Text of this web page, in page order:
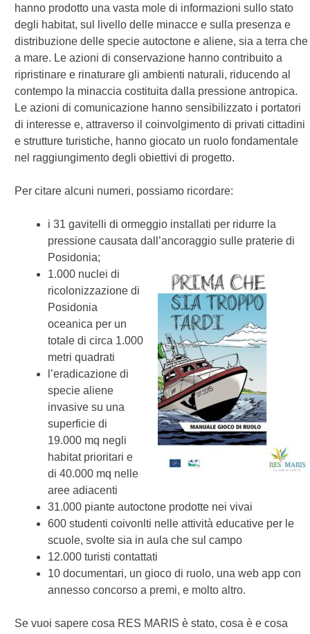
hanno prodotto una vasta mole di informazioni sullo stato
degli habitat, sul livello delle minacce e sulla presenza e
distribuzione delle specie autoctone e aliene, sia a terra che
a mare. Le azioni di conservazione hanno contribuito a
ripristinare e rinaturare gli ambienti naturali, riducendo al
contempo la minaccia costituita dalla pressione antropica.
Le azioni di comunicazione hanno sensibilizzato i portatori
di interesse e, attraverso il coinvolgimento di privati cittadini
e strutture turistiche, hanno giocato un ruolo fondamentale
nel raggiungimento degli obiettivi di progetto.
Per citare alcuni numeri, possiamo ricordare:
i 31 gavitelli di ormeggio installati per ridurre la
pressione causata dall’ancoraggio sulle praterie di
Posidonia;
1.000 nuclei di
ricolonizzazione di
Posidonia
oceanica per un
totale di circa 1.000
metri quadrati
l’eradicazione di
specie aliene
invasive su una
superficie di
19.000 mq negli
habitat prioritari e
di 40.000 mq nelle
aree adiacenti
31.000 piante autoctone prodotte nei vivai
600 studenti coivonlti nelle attività educative per le
scuole, svolte sia in aula che sul campo
12.000 turisti contattati
10 documentari, un gioco di ruolo, una web app con
annesso concorso a premi, e molto altro.
Se vuoi sapere cosa RES MARIS è stato, cosa è e cosa